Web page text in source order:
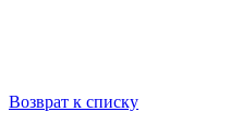
Возврат к списку